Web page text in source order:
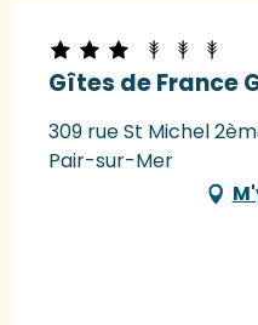
Gîtes de France
309 rue St Michel
Pair-sur-Mer